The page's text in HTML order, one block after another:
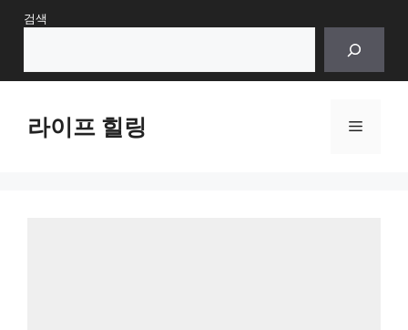
Skip검색
라이프 힐링 Menu